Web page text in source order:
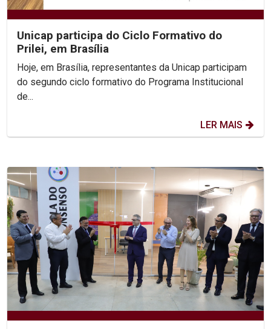
Unicap participa do Ciclo Formativo do
Prilei, em Brasília
Hoje, em Brasília, representantes da Unicap participam
do segundo ciclo formativo do Programa Institucional
de...
LER MAIS